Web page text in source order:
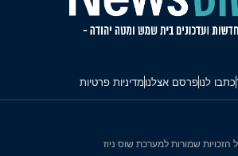
כתבו לנופרסם אצלנומדיניות פרטיות
הזכויות שמורות למערכת שוס ניוז